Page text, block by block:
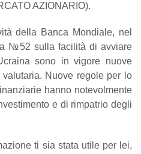
AZIONARIO).
della Banca Mondiale, nel
№52 sulla facilità di avviare
sono in vigore nuove
Nuove regole per lo
hanno notevolmente
e di rimpatrio degli
ti sia stata utile per lei,